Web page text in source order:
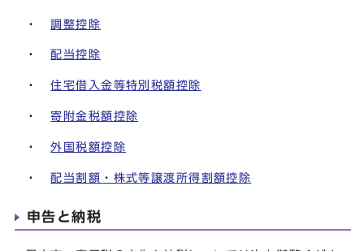
・調整控除
・配当控除
・住宅借入金等特別税額控除
・寄附金税額控除
・外国税額控除
・配当割額・株式等譲渡所得割額控除
申告と納税